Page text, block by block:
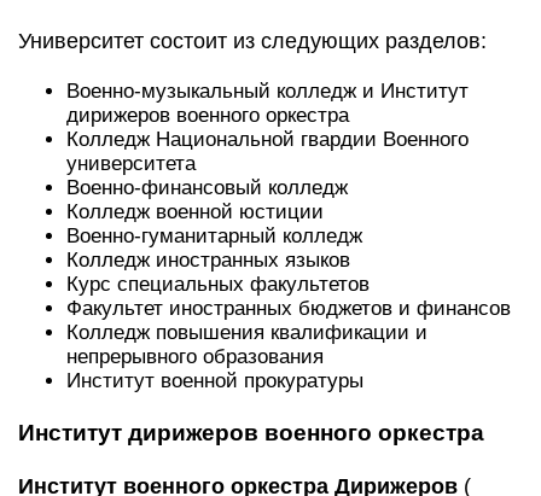
Университет состоит из следующих разделов:
Военно-музыкальный колледж и Институт
дирижеров военного оркестра
Колледж Национальной гвардии Военного
университета
Военно-финансовый колледж
Колледж военной юстиции
Военно-гуманитарный колледж
Колледж иностранных языков
Курс специальных факультетов
Факультет иностранных бюджетов и финансов
Колледж повышения квалификации и
непрерывного образования
Институт военной прокуратуры
Институт дирижеров военного оркестра
Институт военного оркестра Дирижеров (